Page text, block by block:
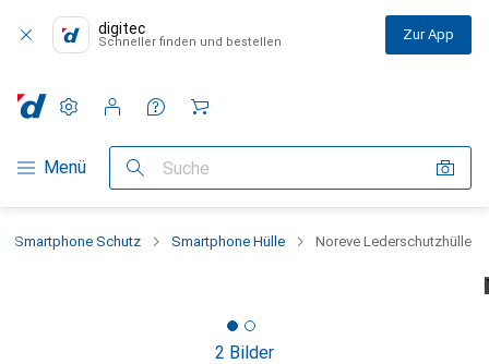
digitec
Schneller finden und bestellen Zur App
Navigation nach Kategorien
Menü Suche
Einstellungen
Kundenkonto
Vergleichslisten
Merklisten
Warenkorb
Smartphone Schutz Smartphone Hülle Noreve Lederschutzhülle
2 Bilder